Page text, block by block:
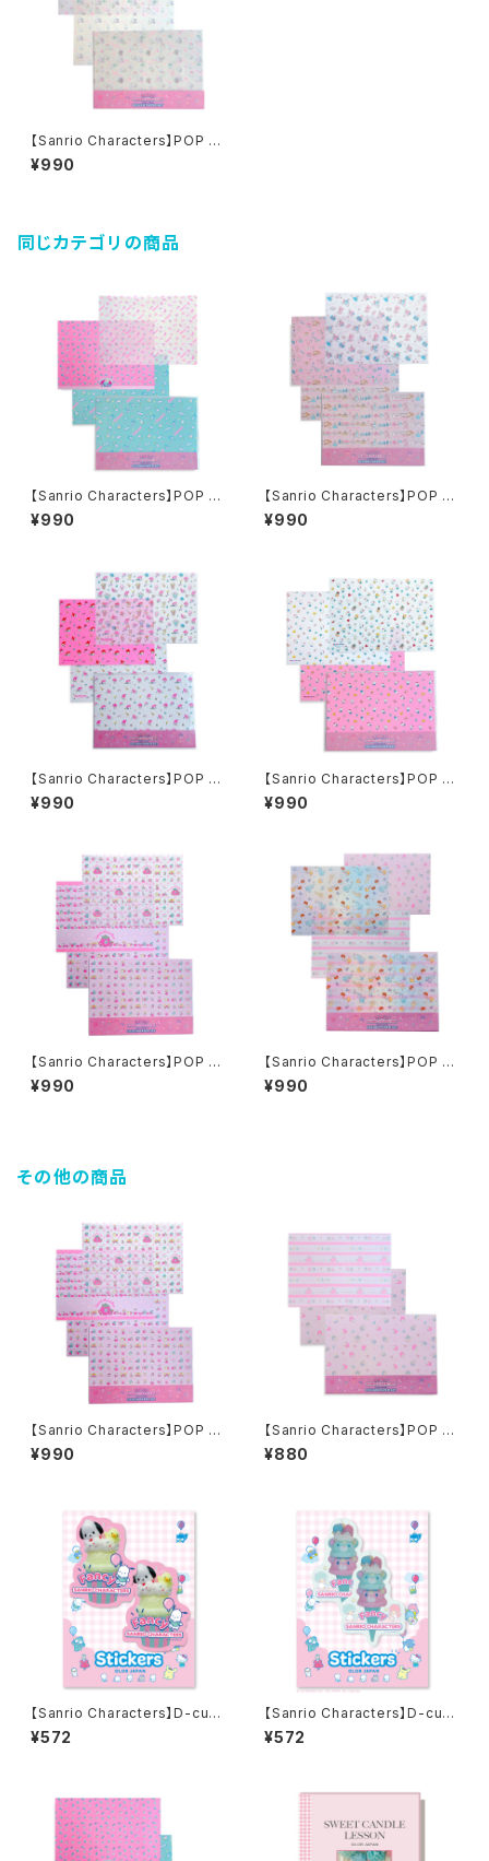
【Sanrio Characters】POP PI
NK PRINT!Tracing paper s
et /NYA・NI・NYU・NYE・NYO
¥990
同じカテゴリの商品
【Sanrio Characters】POP PI
NK PRINT!Tracing paper s
et /FRESH PUNCH/トレーシ
¥990
【Sanrio Characters】POP PI
NK PRINT!Tracing paper s
et /MARRONCREAM/トレー
¥990
【Sanrio Characters】POP PI
NK PRINT!Tracing paper s
et /MY MELODY/トレーシング
¥990
【Sanrio Characters】POP PI
NK PRINT!Tracing paper s
et /HELLO KITTY/トレーシン
¥990
【Sanrio Characters】POP PI
NK PRINT!Tracing paper s
et /MIX ICHIGO/トレーシング
¥990
【Sanrio Characters】POP PI
NK PRINT!Tracing paper s
et /LITTLE TWIN STARS/ト
¥990
その他の商品
【Sanrio Characters】POP PI
NK PRINT!Tracing paper s
et /MIX ICHIGO/トレーシング
¥990
【Sanrio Characters】POP PI
NK PRINT! Design paper s
et / LITTLE TWIN STARS /
¥880
【Sanrio Characters】D-cut
Stickers/ POCHACCO/ ダイ
カットステッカー
¥572
【Sanrio Characters】D-cut
Stickers/LITTLE TWIN STA
RS・ICE/ ダイカットステッカー
¥572